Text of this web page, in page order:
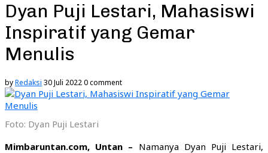
Dyan Puji Lestari, Mahasiswi
Inspiratif yang Gemar
Menulis
byRedaksi 30 Juli 20220 comment
Foto: Dyan Puji Lestari
Mimbaruntan.com, Untan – Namanya Dyan Puji Lestari,